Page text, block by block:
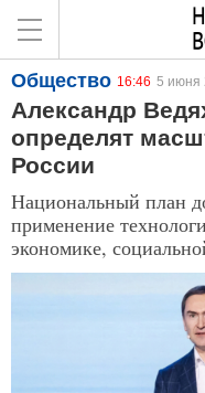
Общество 16:46 5 июня
Александр
определят
России
Национальный план
применение
экономике,